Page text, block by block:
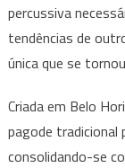
percussiva
tendências de
única que se
Criada em Belo
pagode tradicional
consolidando-se